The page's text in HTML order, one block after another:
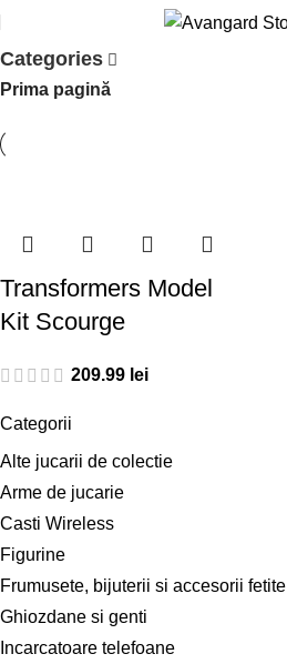
Categories
Categorii
Alte jucarii de colectie
Arme de jucarie
Casti Wireless
Figurine
Frumusete, bijuterii si accesorii fetite
Ghiozdane si genti
Incarcatoare telefoane
Prima pagină
Transformers Model
Kit Scourge
lei